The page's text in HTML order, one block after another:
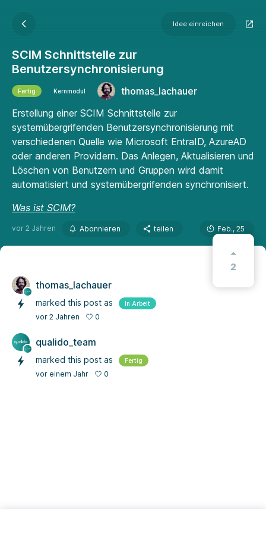
Idee einreichen
SCIM Schnittstelle zur
Benutzersynchronisierung
Fertig Kernmodul
thomas_lachauer
Erstellung einer SCIM Schnittstelle zur
systemübergrifenden Benutzersynchronisierung mit
verschiedenen Quelle wie Microsoft EntraID, AzureAD
oder anderen Providern. Das Anlegen, Aktualisieren und
Löschen von Benutzern und Gruppen wird damit
automatisiert und systemübergrifenden synchronisiert.
Was ist SCIM?
vor 2 Jahren Abonnieren teilen Feb., 25
2
thomas_lachauer
marked this post as In Arbeit
vor 2 Jahren 0
qualido_team
marked this post as Fertig
vor einem Jahr 0